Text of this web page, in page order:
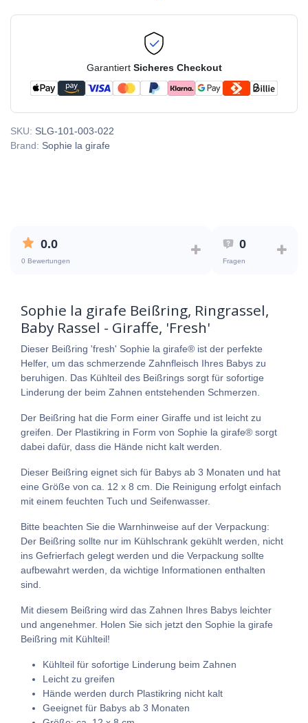
Garantiert Sicheres Checkout
SKU: SLG-101-003-022
Brand: Sophie la girafe
0.0
0 Bewertungen
0
Fragen
Sophie la girafe Beißring, Ringrassel,
Baby Rassel - Giraffe, 'Fresh'
Dieser Beißring 'fresh' Sophie la girafe® ist der perfekte
Helfer, um das schmerzende Zahnfleisch Ihres Babys zu
beruhigen. Das Kühlteil des Beißrings sorgt für sofortige
Linderung der beim Zahnen entstehenden Schmerzen.
Der Beißring hat die Form einer Giraffe und ist leicht zu
greifen. Der Plastikring in Form von Sophie la girafe® sorgt
dabei dafür, dass die Hände nicht kalt werden.
Dieser Beißring eignet sich für Babys ab 3 Monaten und hat
eine Größe von ca. 12 x 8 cm. Die Reinigung erfolgt einfach
mit einem feuchten Tuch und Seifenwasser.
Bitte beachten Sie die Warnhinweise auf der Verpackung:
Der Beißring sollte nur im Kühlschrank gekühlt werden, nicht
ins Gefrierfach gelegt werden und die Verpackung sollte
aufbewahrt werden, da wichtige Informationen enthalten
sind.
Mit diesem Beißring wird das Zahnen Ihres Babys leichter
und angenehmer. Holen Sie sich jetzt den Sophie la girafe
Beißring mit Kühlteil!
Kühlteil für sofortige Linderung beim Zahnen
Leicht zu greifen
Hände werden durch Plastikring nicht kalt
Geeignet für Babys ab 3 Monaten